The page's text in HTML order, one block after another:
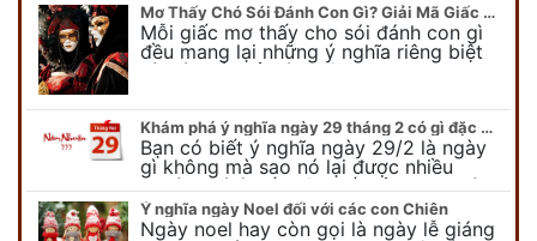
Mơ Thấy Chó Sói Đánh Con Gì? Giải Mã Giấc Mơ Bí Ẩn
Mỗi giấc mơ thấy cho sói đánh con gì
đều mang lại những ý nghĩa riêng biệt
và có thể phản ánh tâm trạng, suy nghĩ
Khám phá ý nghĩa ngày 29 tháng 2 có gì đặc biệt?
Bạn có biết ý nghĩa ngày 29/2 là ngày
gì không mà sao nó lại được nhiều
người chú ý đến vậy. Tất cả mọi người
đều cho rằng đây…
Ý nghĩa ngày Noel đối với các con Chiên
Ngày noel hay còn gọi là ngày lễ giáng